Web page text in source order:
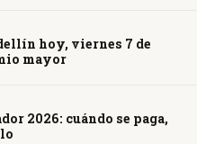
hoy, viernes 7 de
mayor
2026: cuándo se paga,